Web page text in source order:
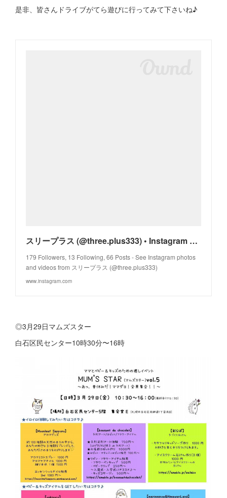
是非、皆さんドライブがてら遊びに行ってみて下さいね♪
スリープラス (@three.plus333) • Instagram photos and videos
179 Followers, 13 Following, 66 Posts - See Instagram photos
and videos from スリープラス (@three.plus333)
www.instagram.com
◎3月29日マムズスター
白石区民センター10時30分〜16時